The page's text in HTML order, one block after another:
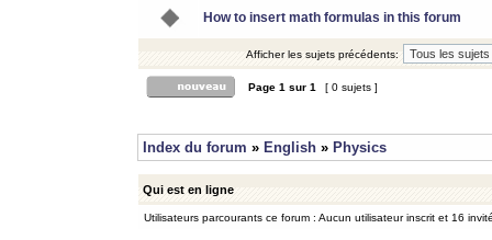
How to insert math formulas in this forum
Afficher les sujets précédents:
Page 1 sur 1 [ 0 sujets ]
Index du forum » English » Physics
Qui est en ligne
Utilisateurs parcourants ce forum : Aucun utilisateur inscrit et 16